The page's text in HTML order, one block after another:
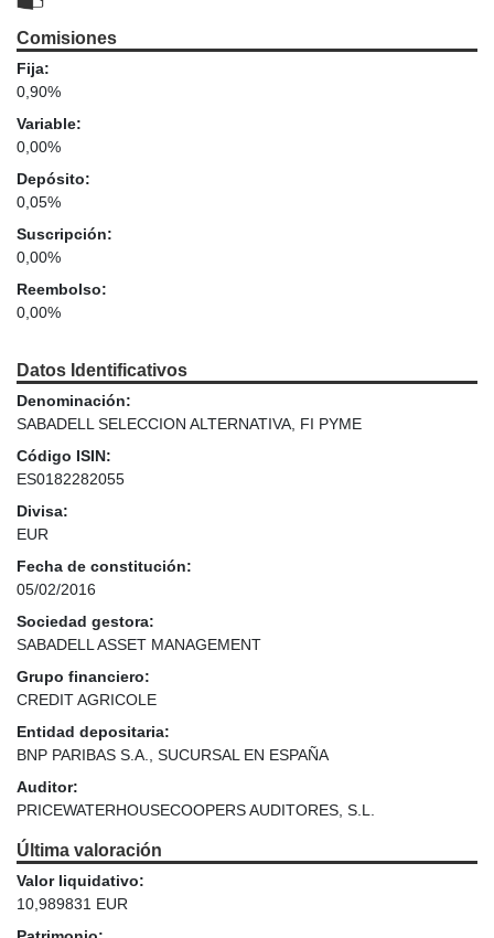
Comisiones
Fija:
0,90%
Variable:
0,00%
Depósito:
0,05%
Suscripción:
0,00%
Reembolso:
0,00%
Datos Identificativos
Denominación:
SABADELL SELECCION ALTERNATIVA, FI PYME
Código ISIN:
ES0182282055
Divisa:
EUR
Fecha de constitución:
05/02/2016
Sociedad gestora:
SABADELL ASSET MANAGEMENT
Grupo financiero:
CREDIT AGRICOLE
Entidad depositaria:
BNP PARIBAS S.A., SUCURSAL EN ESPAÑA
Auditor:
PRICEWATERHOUSECOOPERS AUDITORES, S.L.
Última valoración
Valor liquidativo:
10,989831 EUR